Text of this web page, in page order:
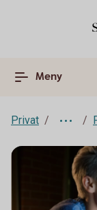
Meny
Privat